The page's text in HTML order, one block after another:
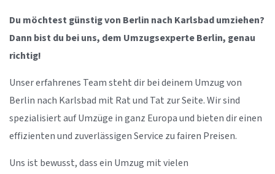
Du möchtest günstig von Berlin nach Karlsbad umziehen?
Dann bist du bei uns, dem Umzugsexperte Berlin, genau
richtig!
Unser erfahrenes Team steht dir bei deinem Umzug von
Berlin nach Karlsbad mit Rat und Tat zur Seite. Wir sind
spezialisiert auf Umzüge in ganz Europa und bieten dir einen
effizienten und zuverlässigen Service zu fairen Preisen.
Uns ist bewusst, dass ein Umzug mit vielen